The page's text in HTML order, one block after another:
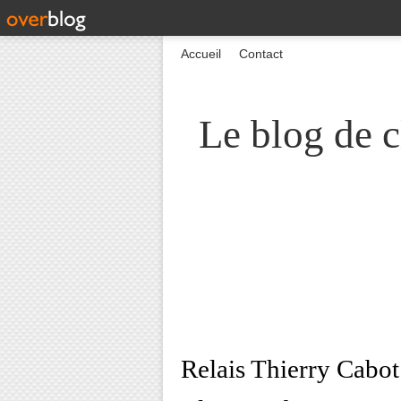
Le blog de
Accueil Contact
Relais Thierry